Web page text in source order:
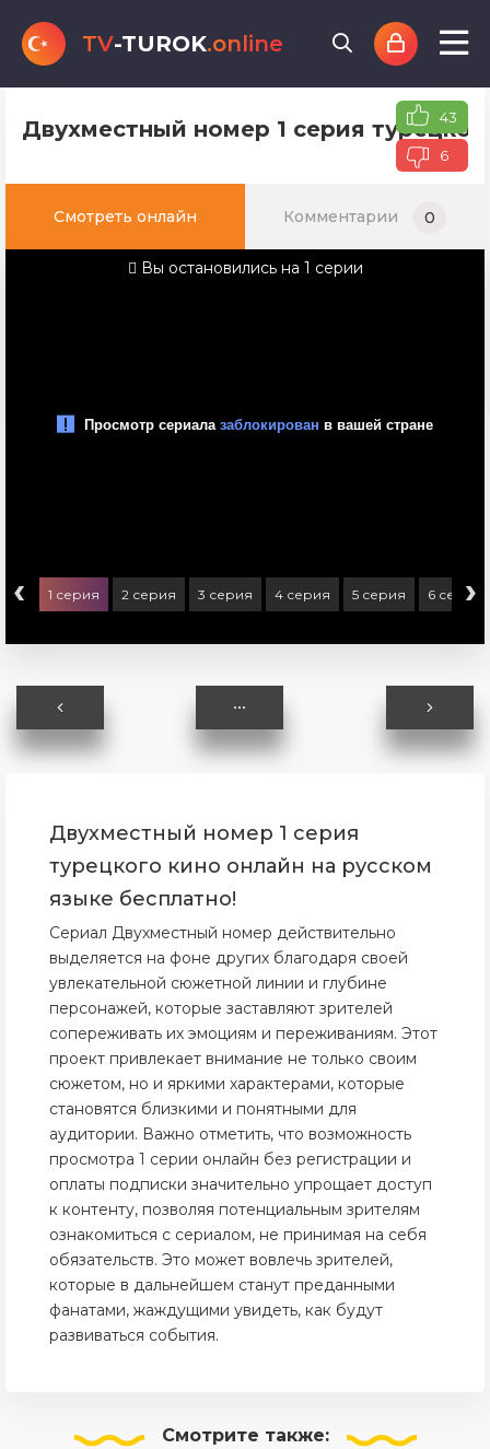
TV-TUROK.online
Двухместный номер 1 серия 43
6
Смотреть онлайн Комментарии 0
Вы остановились на 1 серии
‹ 1 серия 2 серия 3 серия 4 серия 5 серия 6 серия
›
Двухместный номер 1 серия
турецкого кино онлайн на русском
языке бесплатно!
Сериал Двухместный номер действительно
выделяется на фоне других благодаря своей
увлекательной сюжетной линии и глубине
персонажей, которые заставляют зрителей
сопереживать их эмоциям и переживаниям. Этот
проект привлекает внимание не только своим
сюжетом, но и яркими характерами, которые
становятся близкими и понятными для
аудитории. Важно отметить, что возможность
просмотра 1 серии онлайн без регистрации и
оплаты подписки значительно упрощает доступ
к контенту, позволяя потенциальным зрителям
ознакомиться с сериалом, не принимая на себя
обязательств. Это может вовлечь зрителей,
которые в дальнейшем станут преданными
фанатами, жаждущими увидеть, как будут
развиваться события.
Смотрите также: